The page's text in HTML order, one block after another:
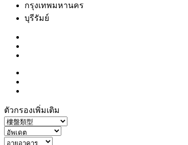
กรุงเทพมหานคร
บุรีรัมย์
ตัวกรองเพิ่มเติม